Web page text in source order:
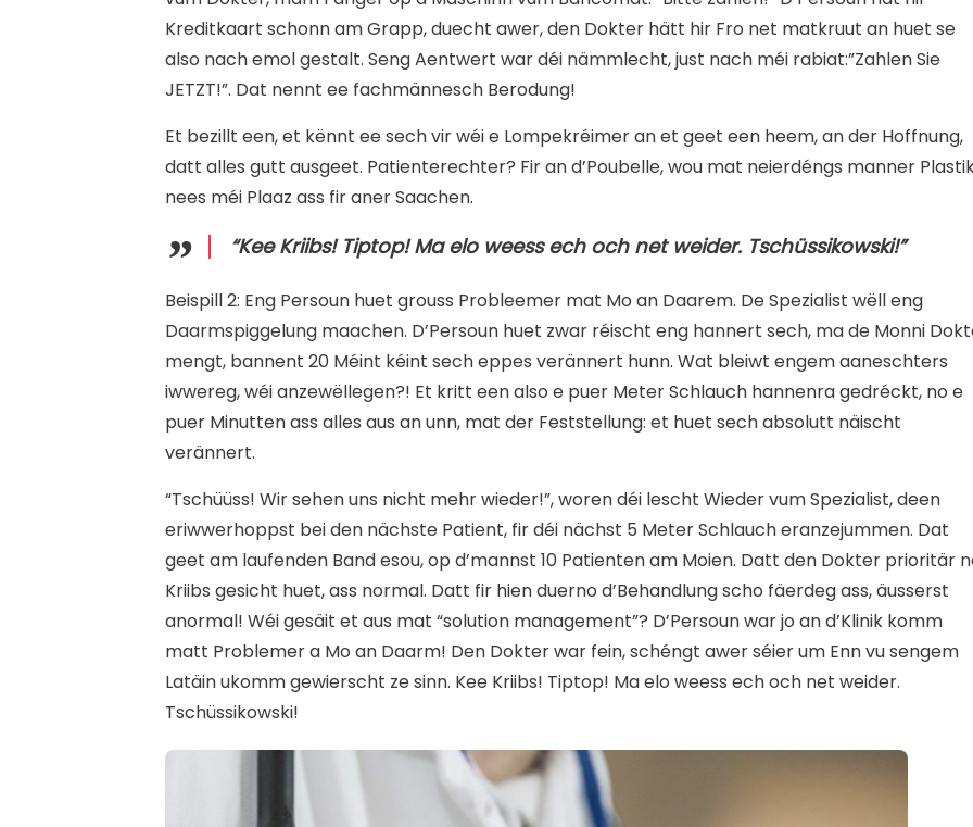
Kreditkaart schonn am Grapp, duecht awer, den Dokter hätt hir Fro net matkruut an huet se
also nach emol gestalt. Seng Aentwert war déi nämmlecht, just nach méi rabiat:”Zahlen Sie
JETZT!”. Dat nennt ee fachmännesch Berodung!
Et bezillt een, et kënnt ee sech vir wéi e Lompekréimer an et geet een heem, an der Hoffnung,
datt alles gutt ausgeet. Patienterechter? Fir an d’Poubelle, wou mat neierdéngs manner
nees méi Plaaz ass fir aner Saachen.
“Kee Kriibs! Tiptop! Ma elo weess ech och net weider. Tschüssikowski!”
Beispill 2: Eng Persoun huet grouss Probleemer mat Mo an Daarem. De Spezialist wëll eng
Daarmspiggelung maachen. D’Persoun huet zwar réischt eng hannert sech, ma de Monni
mengt, bannent 20 Méint kéint sech eppes verännert hunn. Wat bleiwt engem aaneschters
iwwereg, wéi anzewëllegen?! Et kritt een also e puer Meter Schlauch hannenra gedréckt, no e
puer Minutten ass alles aus an unn, mat der Feststellung: et huet sech absolutt näischt
verännert.
“Tschüüss! Wir sehen uns nicht mehr wieder!”, woren déi lescht Wieder vum Spezialist, deen
eriwwerhoppst bei den nächste Patient, fir déi nächst 5 Meter Schlauch eranzejummen. Dat
geet am laufenden Band esou, op d’mannst 10 Patienten am Moien. Datt den Dokter prioritär
Kriibs gesicht huet, ass normal. Datt fir hien duerno d’Behandlung scho fäerdeg ass, äusserst
anormal! Wéi gesäit et aus mat “solution management”? D’Persoun war jo an d’Klinik komm
matt Problemer a Mo an Daarm! Den Dokter war fein, schéngt awer séier um Enn vu sengem
Latäin ukomm gewierscht ze sinn. Kee Kriibs! Tiptop! Ma elo weess ech och net weider.
Tschüssikowski!